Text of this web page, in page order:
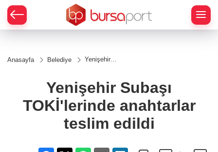
Anasayfa Belediye
Yenişehir
anahtarlar
teslim edildi
Yenişehir Subaşı
TOKİ'lerinde anahtarlar
teslim edildi